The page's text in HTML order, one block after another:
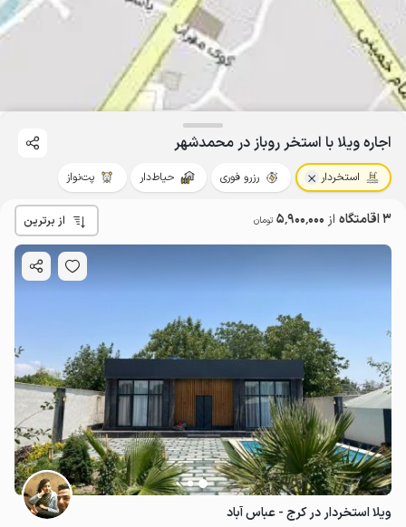
اجاره ویلا با استخر روباز در محمدشهر
استخردار رزرو فوری حیاط‌دار پت‌نواز
3 اقامتگاه از 5٬900٬000 تومان از برترین
ویلا استخردار در کرج - عباس آباد